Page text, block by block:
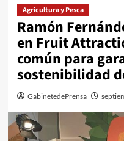
Agricultura y Pesca
Ramón
en Fruit
común para
sostenibilidad
GabinetedePrensa